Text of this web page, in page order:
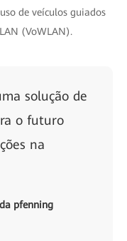
de veículos guiados
(VoWLAN).
solução de
o futuro
na
pfenning